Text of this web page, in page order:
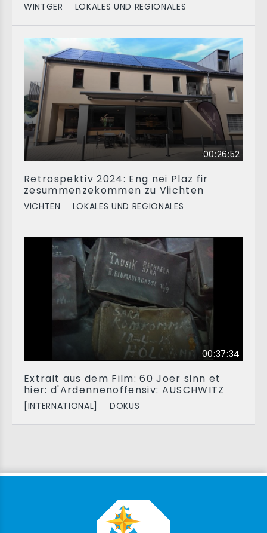
WINTGER LOKALES UND REGIONALES
00:26:52
Retrospektiv 2024: Eng nei Plaz fir
zesummenzekommen zu Viichten
VICHTEN LOKALES UND REGIONALES
00:37:34
Extrait aus dem Film: 60 Joer sinn et
hier: d'Ardennenoffensiv: AUSCHWITZ
[INTERNATIONAL] DOKUS